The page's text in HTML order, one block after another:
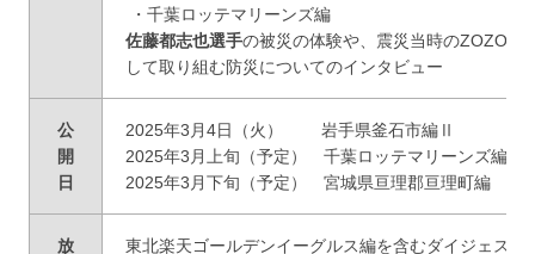
・千葉ロッテマリーンズ編
佐藤都志也選手の被災の体験や、震災当時のZOZOマ
して取り組む防災についてのインタビュー
公
開
日
2025年3月4日（火） 岩手県釜石市編Ⅱ
2025年3月上旬（予定） 千葉ロッテマリーンズ編
2025年3月下旬（予定） 宮城県亘理郡亘理町編
放
東北楽天ゴールデンイーグルス編を含むダイジェスト